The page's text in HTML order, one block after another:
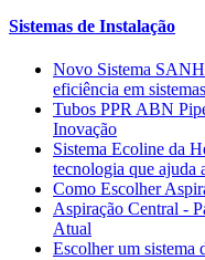
Sistemas de Instalação
Novo Sistema
eficiência em
Tubos PPR ABN
Inovação
Sistema Ecoline da
tecnologia que ajuda
Como Escolher
Aspiração Central -
Atual
Escolher um sistema